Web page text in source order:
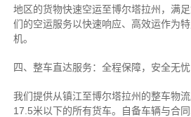
地区的货物快速空运至博尔塔拉州，满
们的空运服务以快速响应、高效运作为
机。
四、整车直达服务：全程保障，安全无忧
我们提供从镇江至博尔塔拉州的整车物
17.5米以下的所有货车。自备车辆与合